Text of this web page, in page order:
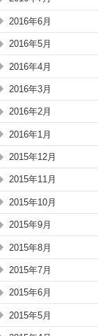
2016年6月
2016年5月
2016年4月
2016年3月
2016年2月
2016年1月
2015年12月
2015年11月
2015年10月
2015年9月
2015年8月
2015年7月
2015年6月
2015年5月